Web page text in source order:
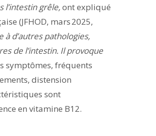
l’intestin grêle,ont expliqué
(JFHOD, mars 2025,
à d’autres pathologies,
de l’intestin. Il provoque
symptômes, fréquents
distension
sont
en vitamine B12.